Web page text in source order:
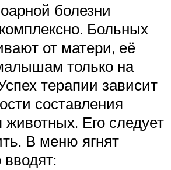
болезни
Больных
от матери, её
только на
терапии зависит
составления
Его следует
В меню ягнят
вводят: